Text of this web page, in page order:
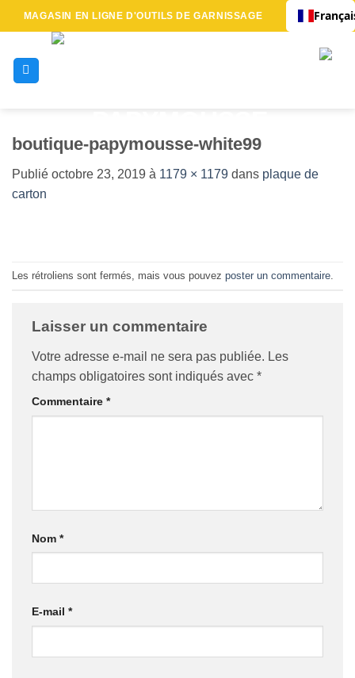
Passer
au
MAGASIN EN LIGNE D'OUTILS DE GARNISSAGE
boutique-papymousse-white99
Publié octobre 23, 2019 à 1179 × 1179 dans plaque de
carton
Les rétroliens sont fermés, mais vous pouvez poster un commentaire
Laisser un commentaire
Votre adresse e-mail ne sera pas publiée. Les
champs obligatoires sont indiqués avec *
Commentaire *
Nom *
E-mail *